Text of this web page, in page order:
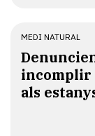
MEDI NATURAL
incomplir
als